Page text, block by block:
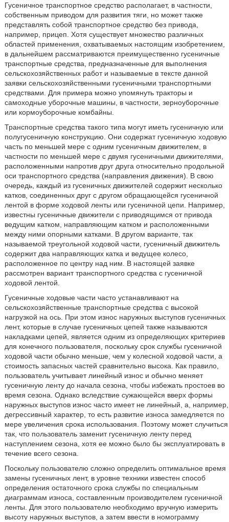
Гусеничное транспортное средство располагает, в частности,
собственным приводом для развития тяги, но может также
представлять собой транспортное средство без привода,
например, прицеп. Хотя существует множество различных
областей применения, охватываемых настоящим изобретением,
в дальнейшем рассматриваются преимущественно гусеничные
транспортные средства, предназначенные для выполнения
сельскохозяйственных работ и называемые в тексте данной
заявки сельскохозяйственными гусеничными транспортными
средствами. Для примера можно упомянуть тракторы и
самоходные уборочные машины, в частности, зерноуборочные
или кормоуборочные комбайны.
Транспортные средства такого типа могут иметь гусеничную или
полугусеничную конструкцию. Они содержат гусеничную ходовую
часть по меньшей мере с одним гусеничным движителем, в
частности по меньшей мере с двумя гусеничными движителями,
расположенными напротив друг друга относительно продольной
оси транспортного средства (направления движения). В свою
очередь, каждый из гусеничных движителей содержит несколько
катков, соединенных друг с другом обращающейся гусеничной
лентой в форме ходовой ленты или гусеничной цепи. Например,
известны гусеничные движители с приводящимся от привода
ведущим катком, направляющим катком и расположенными
между ними опорными катками. В другом варианте, так
называемой треугольной ходовой части, гусеничный движитель
содержит два направляющих катка и ведущее колесо,
расположенное по центру над ним. В настоящей заявке
рассмотрен вариант транспортного средства с гусеничной
ходовой лентой.
Гусеничные ходовые части часто устанавливают на
сельскохозяйственные транспортные средства с высокой
нагрузкой на ось. При этом износ наружных выступов гусеничных
лент, которые в случае гусеничных цепей также называются
накладками цепей, является одним из определяющих критериев
для конечного пользователя, поскольку срок службы гусеничной
ходовой части обычно меньше, чем у колесной ходовой части, а
стоимость запасных частей сравнительно высока. Как правило,
пользователь учитывает линейный износ и обычно меняет
гусеничную ленту до начала сезона, чтобы избежать простоев во
время сезона. Однако вследствие сужающейся вверх формы
наружных выступов износ часто имеет не линейный, а, например,
дегрессивный характер, то есть развитие износа замедляется по
мере увеличения срока использования. Поэтому может случиться
так, что пользователь заменит гусеничную ленту перед
наступлением сезона, хотя ее можно было бы эксплуатировать в
течение всего сезона.
Поскольку пользователю сложно определить оптимальное время
замены гусеничных лент, в уровне техники известен способ
определения остаточного срока службы по специальным
диаграммам износа, составленным производителем гусеничной
ленты. Для этого пользователю необходимо вручную измерить
высоту наружных выступов, а затем ввести в номограмму